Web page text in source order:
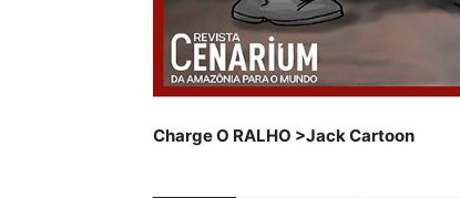
Charge O RALHO >Jack Cartoon